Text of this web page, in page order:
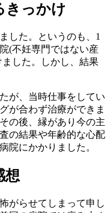
きっかけ
した。というのも、1
(不妊専門ではない産
した。しかし、結果
が、当時仕事をしてい
が合わず治療ができま
の後、縁があり今の主
の結果や年齢的な心配
院にかかりました。
想
がらせてしまって申し